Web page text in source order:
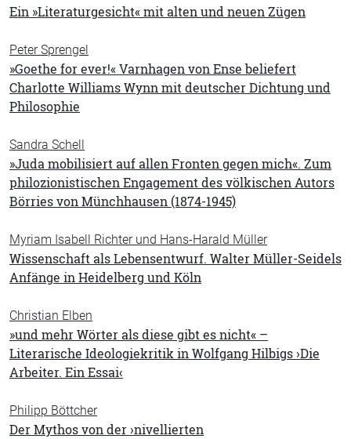
Ein »Literaturgesicht« mit alten und neuen Zügen
Peter Sprengel
»Goethe for ever!« Varnhagen von Ense beliefert
Charlotte Williams Wynn mit deutscher Dichtung und
Philosophie
Sandra Schell
»Juda mobilisiert auf allen Fronten gegen mich«. Zum
philozionistischen Engagement des völkischen Autors
Börries von Münchhausen (1874-1945)
Myriam Isabell Richter und Hans-Harald Müller
Wissenschaft als Lebensentwurf. Walter Müller-Seidels
Anfänge in Heidelberg und Köln
Christian Elben
»und mehr Wörter als diese gibt es nicht« –
Literarische Ideologiekritik in Wolfgang Hilbigs ›Die
Arbeiter. Ein Essai‹
Philipp Böttcher
Der Mythos von der ›nivellierten